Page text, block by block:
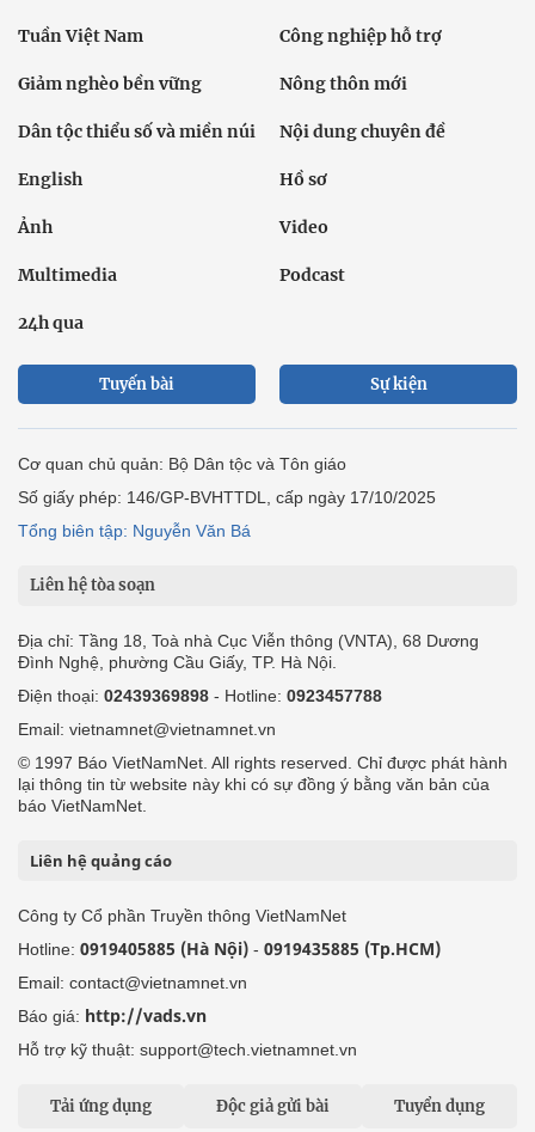
Tuần Việt Nam Công nghiệp hỗ trợ
Giảm nghèo bền vững Nông thôn mới
Dân tộc thiểu số và miền núi Nội dung chuyên đề
English Hồ sơ
Ảnh Video
Multimedia Podcast
24h qua
Tuyến bài Sự kiện
Cơ quan chủ quản: Bộ Dân tộc và Tôn giáo
Số giấy phép: 146/GP-BVHTTDL, cấp ngày 17/10/2025
Tổng biên tập: Nguyễn Văn Bá
Liên hệ tòa soạn
Địa chỉ: Tầng 18, Toà nhà Cục Viễn thông (VNTA), 68 Dương
Đình Nghệ, phường Cầu Giấy, TP. Hà Nội.
Điện thoại: 02439369898 - Hotline: 0923457788
Email: vietnamnet@vietnamnet.vn
© 1997 Báo VietNamNet. All rights reserved. Chỉ được phát hành
lại thông tin từ website này khi có sự đồng ý bằng văn bản của
báo VietNamNet.
Liên hệ quảng cáo
Công ty Cổ phần Truyền thông VietNamNet
Hotline: 0919405885 (Hà Nội) - 0919435885 (Tp.HCM)
Email: contact@vietnamnet.vn
Báo giá: http://vads.vn
Hỗ trợ kỹ thuật: support@tech.vietnamnet.vn
Tải ứng dụng Độc giả gửi bài Tuyển dụng